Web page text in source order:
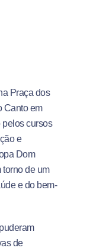
Praça dos
Canto em
pelos cursos
e
Dom
torno de um
e do bem-
de